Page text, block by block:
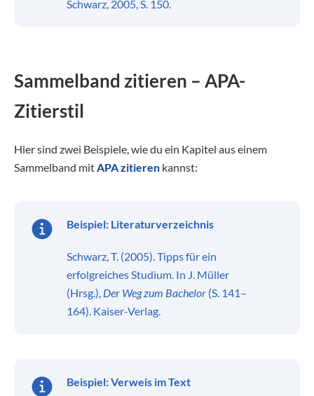
Schwarz, 2005, S. 150.
Sammelband zitieren – APA-
Zitierstil
Hier sind zwei Beispiele, wie du ein Kapitel aus einem
Sammelband mitAPA zitieren kannst:
Beispiel: Literaturverzeichnis
Schwarz, T. (2005). Tipps für ein
erfolgreiches Studium. In J. Müller
(Hrsg.), Der Weg zum Bachelor (S. 141–
164). Kaiser-Verlag.
Beispiel:Verweis im Text